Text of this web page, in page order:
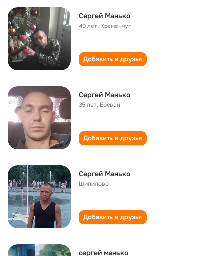
Сергей Манько
49 лет, Кременчуг
Добавить в друзья
Сергей Манько
35 лет, Ереван
Добавить в друзья
Сергей Манько
Шипилово
Добавить в друзья
сергей манько